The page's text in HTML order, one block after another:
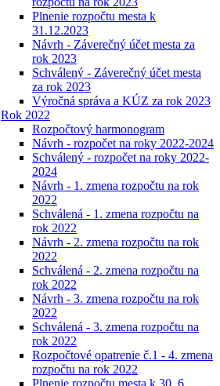
Plnenie rozpočtu mesta k
31.12.2023
Návrh - Záverečný účet mesta za
rok 2023
Schválený - Záverečný účet mesta
za rok 2023
Výročná správa a KÚZ za rok 2023
Rok 2022
Rozpočtový harmonogram
Návrh - rozpočet na roky 2022-2024
Schválený - rozpočet na roky 2022-
2024
Návrh - 1. zmena rozpočtu na rok
2022
Schválená - 1. zmena rozpočtu na
rok 2022
Návrh - 2. zmena rozpočtu na rok
2022
Schválená - 2. zmena rozpočtu na
rok 2022
Návrh - 3. zmena rozpočtu na rok
2022
Schválená - 3. zmena rozpočtu na
rok 2022
Rozpočtové opatrenie č.1 - 4. zmena
rozpočtu na rok 2022
Plnenie rozpočtu mesta k 30. 6.